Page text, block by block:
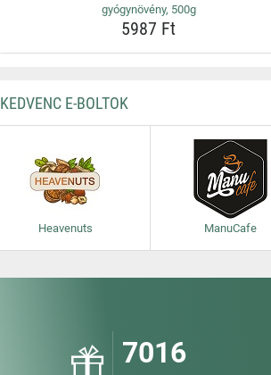
gyógynövény, 500g
5987 Ft
KEDVENC E-BOLTOK
Heavenuts ManuCafe
7016